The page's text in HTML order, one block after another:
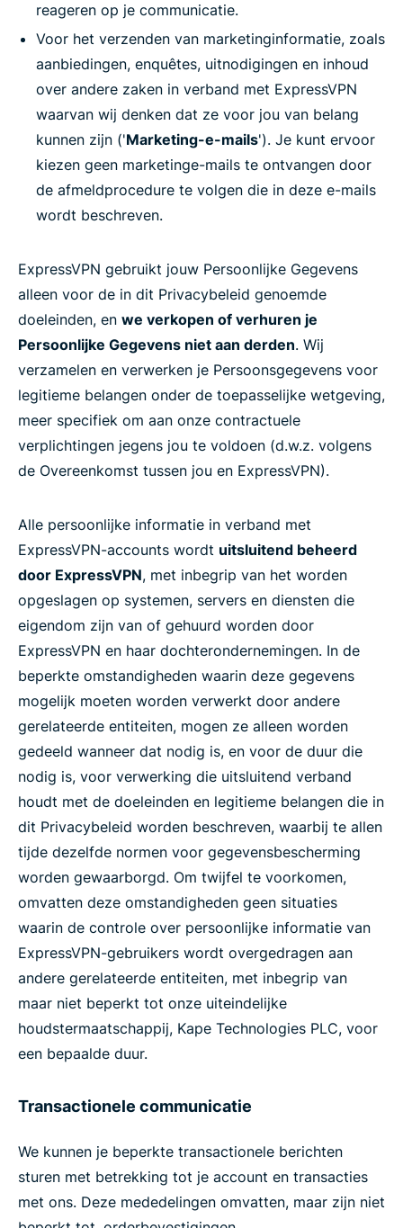
reageren op je communicatie.
Voor het verzenden van marketinginformatie, zoals
aanbiedingen, enquêtes, uitnodigingen en inhoud
over andere zaken in verband met ExpressVPN
waarvan wij denken dat ze voor jou van belang
kunnen zijn ('Marketing-e-mails'). Je kunt ervoor
kiezen geen marketinge-mails te ontvangen door
de afmeldprocedure te volgen die in deze e-mails
wordt beschreven.
ExpressVPN gebruikt jouw Persoonlijke Gegevens
alleen voor de in dit Privacybeleid genoemde
doeleinden, en we verkopen of verhuren je
Persoonlijke Gegevens niet aan derden. Wij
verzamelen en verwerken je Persoonsgegevens voor
legitieme belangen onder de toepasselijke wetgeving,
meer specifiek om aan onze contractuele
verplichtingen jegens jou te voldoen (d.w.z. volgens
de Overeenkomst tussen jou en ExpressVPN).
Alle persoonlijke informatie in verband met
ExpressVPN-accounts wordt uitsluitend beheerd
door ExpressVPN, met inbegrip van het worden
opgeslagen op systemen, servers en diensten die
eigendom zijn van of gehuurd worden door
ExpressVPN en haar dochterondernemingen. In de
beperkte omstandigheden waarin deze gegevens
mogelijk moeten worden verwerkt door andere
gerelateerde entiteiten, mogen ze alleen worden
gedeeld wanneer dat nodig is, en voor de duur die
nodig is, voor verwerking die uitsluitend verband
houdt met de doeleinden en legitieme belangen die in
dit Privacybeleid worden beschreven, waarbij te allen
tijde dezelfde normen voor gegevensbescherming
worden gewaarborgd. Om twijfel te voorkomen,
omvatten deze omstandigheden geen situaties
waarin de controle over persoonlijke informatie van
ExpressVPN-gebruikers wordt overgedragen aan
andere gerelateerde entiteiten, met inbegrip van
maar niet beperkt tot onze uiteindelijke
houdstermaatschappij, Kape Technologies PLC, voor
een bepaalde duur.
Transactionele communicatie
We kunnen je beperkte transactionele berichten
sturen met betrekking tot je account en transacties
met ons. Deze mededelingen omvatten, maar zijn niet